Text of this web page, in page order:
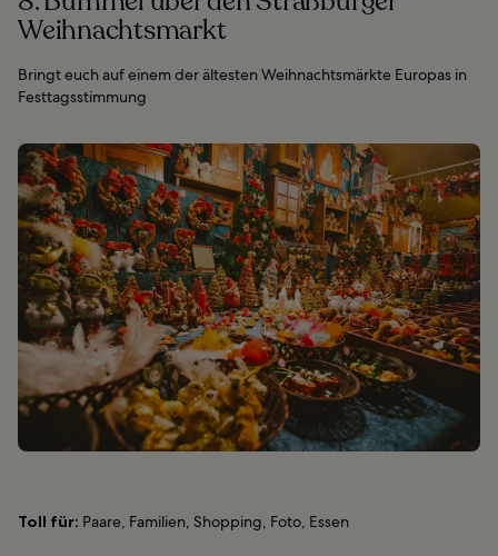
Weihnachtsmarkt
Bringt euch auf einem der ältesten Weihnachtsmärkte Europas in
Festtagsstimmung
Toll für: Paare, Familien, Shopping, Foto, Essen